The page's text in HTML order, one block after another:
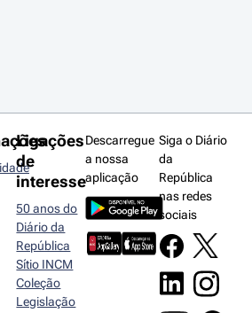
Ligações
de
interesse
50 anos do
Diário da
República
Sítio INCM
Coleção
Legislação
Descarregue
a nossa
aplicação
Siga o Diário
da
República
nas redes
sociais